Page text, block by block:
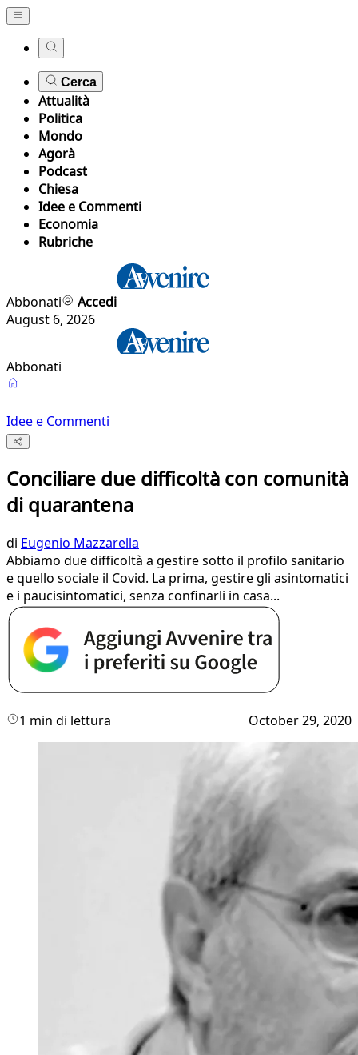
Cerca
Attualità
Politica
Mondo
Agorà
Podcast
Chiesa
Idee e Commenti
Economia
Rubriche
Abbonati
Accedi
August 6, 2026
Abbonati
Idee e Commenti
Conciliare due difficoltà con comunità
di quarantena
di Eugenio Mazzarella
Abbiamo due difficoltà a gestire sotto il profilo sanitario
e quello sociale il Covid. La prima, gestire gli asintomatici
e i paucisintomatici, senza confinarli in casa...
1 min di lettura October 29, 2020